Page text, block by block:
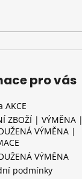
pro vás
AKCE
ZBOŽÍ | VÝMĚNA |
VÝMĚNA |
VÝMĚNA
podmínky